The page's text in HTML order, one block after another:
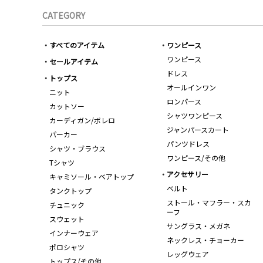
CATEGORY
すべてのアイテム
セールアイテム
トップス
ニット
カットソー
カーディガン/ボレロ
パーカー
シャツ・ブラウス
Tシャツ
キャミソール・ベアトップ
タンクトップ
チュニック
スウェット
インナーウェア
ポロシャツ
トップス/その他
ワンピース
ワンピース
ドレス
オールインワン
ロンパース
シャツワンピース
ジャンパースカート
パンツドレス
ワンピース/その他
アクセサリー
ベルト
ストール・マフラー・スカ
ーフ
サングラス・メガネ
ネックレス・チョーカー
レッグウェア